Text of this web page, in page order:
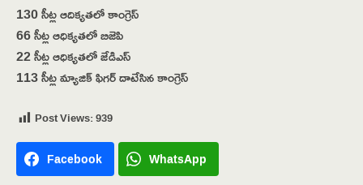
130 సీట్ల ఆదిక్యతలో కాంగ్రెస్
66 సీట్ల ఆధిక్యతలో బిజెపి
22 సీట్ల ఆధిక్యతలో జేడిఎస్
113 సీట్ల మ్యాజిక్ ఫిగర్ దాటేసిన కాంగ్రెస్
Post Views:939
Facebook WhatsApp